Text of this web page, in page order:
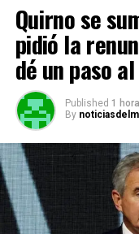
Quirno se
pidió la
dé un paso
Published 1
By